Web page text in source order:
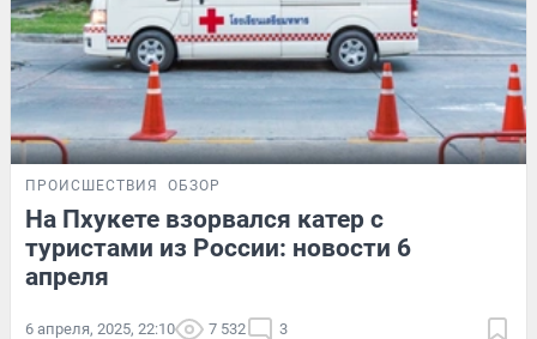
ПРОИСШЕСТВИЯ ОБЗОР
На Пхукете взорвался катер с
туристами из России: новости 6
апреля
6 апреля, 2025, 22:10 7 532 3